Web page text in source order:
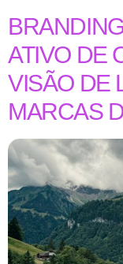
ATIVO DE
VISÃO DE
MARCAS